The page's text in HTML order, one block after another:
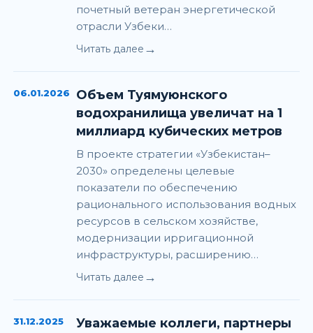
почетный ветеран энергетической
отрасли Узбеки…
Читать далее →
06.01.2026
Объем Туямуюнского
водохранилища увеличат на 1
миллиард кубических метров
В проекте стратегии «Узбекистан–
2030» определены целевые
показатели по обеспечению
рационального использования водных
ресурсов в сельском хозяйстве,
модернизации ирригационной
инфраструктуры, расширению…
Читать далее →
31.12.2025
Уважаемые коллеги, партнеры